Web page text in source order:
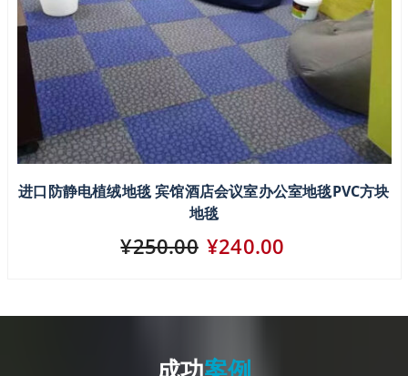
进口防静电植绒地毯 宾馆酒店会议室办公室地毯PVC方块
地毯
¥250.00 ¥240.00
成功案例